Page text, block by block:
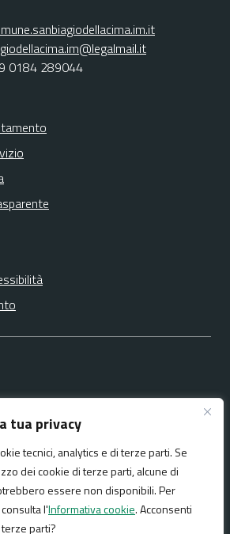
tua privacy
tecnici, analytics e di terze parti. Se
dei cookie di terze parti, alcune di
essere non disponibili. Per
l'Informativa cookie. Acconsenti
parti?
0184 289044
Mappa del sito